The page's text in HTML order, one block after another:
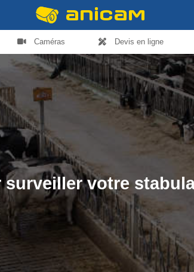
Caméras Devis en ligne
votre